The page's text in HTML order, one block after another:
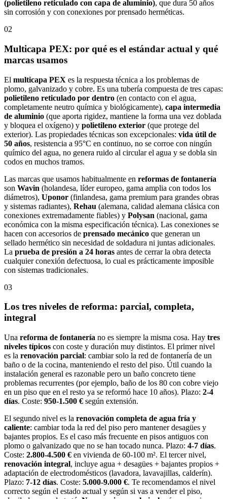
(polietileno reticulado con capa de aluminio), que dura 50 años
sin corrosión y con conexiones por prensado herméticas.
02
Multicapa PEX: por qué es el estándar actual y qué
marcas usamos
El multicapa PEX es la respuesta técnica a los problemas de
plomo, galvanizado y cobre. Es una tubería compuesta de tres capas:
polietileno reticulado por dentro (en contacto con el agua,
completamente neutro química y biológicamente), capa intermedia
de aluminio (que aporta rigidez, mantiene la forma una vez doblada
y bloquea el oxígeno) y polietileno exterior (que protege del
exterior). Las propiedades técnicas son excepcionales: vida útil de
50 años, resistencia a 95°C en continuo, no se corroe con ningún
químico del agua, no genera ruido al circular el agua y se dobla sin
codos en muchos tramos.
Las marcas que usamos habitualmente en reformas de fontanería
son Wavin (holandesa, líder europeo, gama amplia con todos los
diámetros), Uponor (finlandesa, gama premium para grandes obras
y sistemas radiantes), Rehau (alemana, calidad alemana clásica con
conexiones extremadamente fiables) y Polysan (nacional, gama
económica con la misma especificación técnica). Las conexiones se
hacen con accesorios de prensado mecánico que generan un
sellado hermético sin necesidad de soldadura ni juntas adicionales.
La prueba de presión a 24 horas antes de cerrar la obra detecta
cualquier conexión defectuosa, lo cual es prácticamente imposible
con sistemas tradicionales.
03
Los tres niveles de reforma: parcial, completa,
integral
Una reforma de fontanería no es siempre la misma cosa. Hay tres
niveles típicos con coste y duración muy distintos. El primer nivel
es la renovación parcial: cambiar solo la red de fontanería de un
baño o de la cocina, manteniendo el resto del piso. Útil cuando la
instalación general es razonable pero un baño concreto tiene
problemas recurrentes (por ejemplo, baño de los 80 con cobre viejo
en un piso que en el resto ya se reformó hace 10 años). Plazo: 2-4
días. Coste: 950-1.500 € según extensión.
El segundo nivel es la renovación completa de agua fría y
caliente: cambiar toda la red del piso pero mantener desagües y
bajantes propios. Es el caso más frecuente en pisos antiguos con
plomo o galvanizado que no se han tocado nunca. Plazo: 4-7 días.
Coste: 2.800-4.500 € en vivienda de 60-100 m². El tercer nivel,
renovación integral, incluye agua + desagües + bajantes propios +
adaptación de electrodomésticos (lavadora, lavavajillas, calderín).
Plazo: 7-12 días. Coste: 5.000-9.000 €. Te recomendamos el nivel
correcto según el estado actual y según si vas a vender el piso,